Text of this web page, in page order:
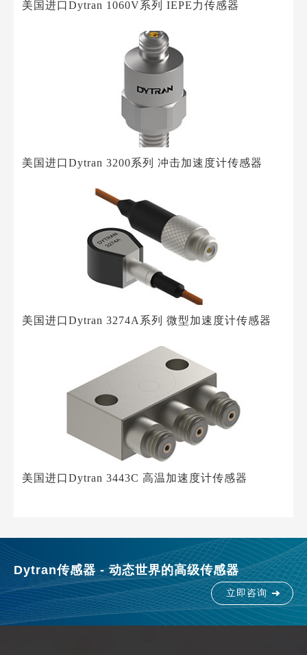
美国进口Dytran 1060V系列 IEPE力传感器
美国进口Dytran 3200系列 冲击加速度计传感器
美国进口Dytran 3274A系列 微型加速度计传感器
美国进口Dytran 3443C 高温加速度计传感器
Dytran传感器 - 动态世界的高级传感器
立即咨询